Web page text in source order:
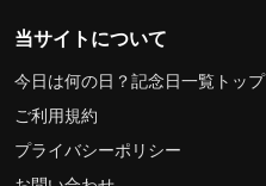
当サイトについて
今日は何の日？記念日一覧トップ
ご利用規約
プライバシーポリシー